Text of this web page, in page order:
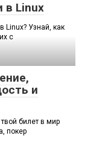
в Linux
Linux? Узнай, как
с
и
билет в мир
покер